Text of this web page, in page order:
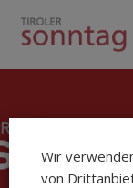
Wir
von